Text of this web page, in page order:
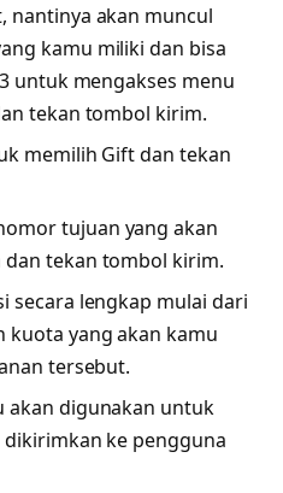
nantinya akan muncul
kamu miliki dan bisa
untuk mengakses menu
tekan tombol kirim.
memilih Gift dan tekan
tujuan yang akan
tekan tombol kirim.
secara lengkap mulai dari
yang akan kamu
tersebut.
akan digunakan untuk
ke pengguna